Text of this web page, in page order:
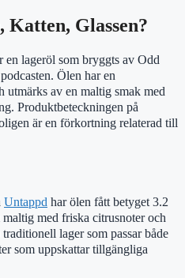
Katten, Glassen?
en lageröl som bryggts av Odd
Ölen har en
av en maltig smak med
Produktbeteckningen på
är en förkortning relaterad till
Untappd har ölen fått betyget 3.2
med friska citrusnoter och
lager som passar både
som uppskattar tillgängliga